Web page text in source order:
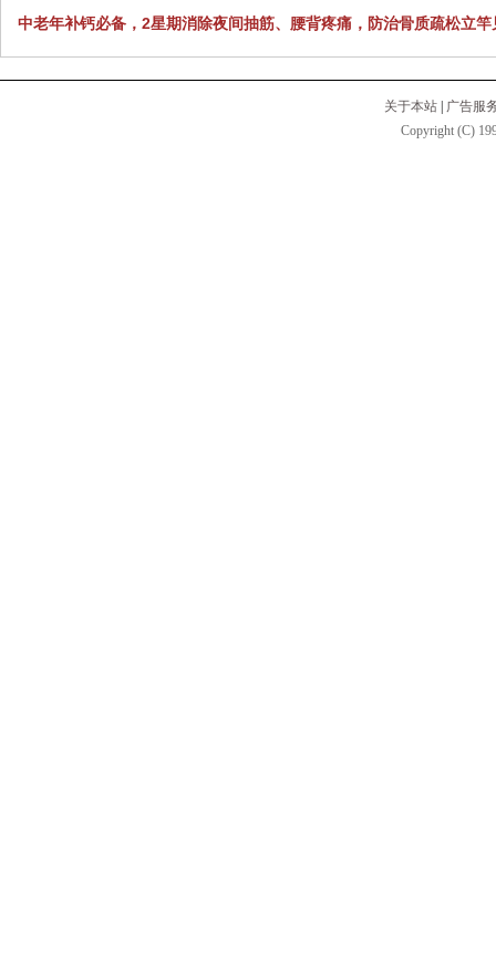
中老年补钙必备，2星期消除夜间抽筋、腰背疼痛，防治骨质疏松立竿
关于本站
广告服
Copyright (C)